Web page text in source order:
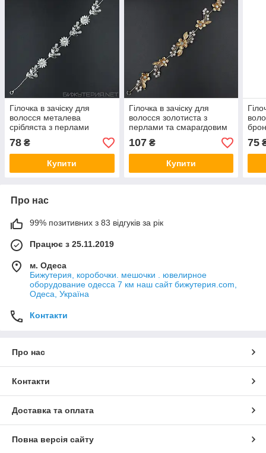
Гілочка в зачіску для
волосся металева
срібляста з перлами
ромашка пелюстки 28 см
із двома неведимками
78 ₴
Купити
Гілочка в зачіску для
волосся золотиста з
перлами та смарагдовим
камінням квіточки 28 см із
двома неведимками
107₴
Купити
75
Про нас
99% позитивних з 83 відгуків за рік
Працює з 25.11.2019
м. Одеса
Бижутерия, коробочки. мешочки . ювелирное
оборудование одесса 7 км наш сайт бижутерия.com,
Одеса, Україна
Контакти
Про нас
Контакти
Доставка та оплата
Повна версія сайту